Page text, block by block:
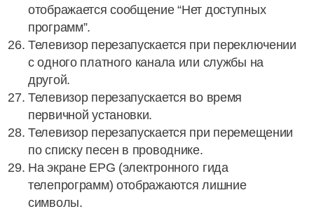
отображается сообщение “Нет доступных
программ”.
Телевизор перезапускается при переключении
с одного платного канала или службы на
другой.
Телевизор перезапускается во время
первичной установки.
Телевизор перезапускается при перемещении
по списку песен в проводнике.
На экране EPG (электронного гида
телепрограмм) отображаются лишние
символы.